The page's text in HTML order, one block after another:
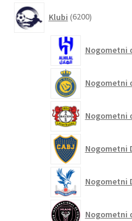
Klubi 6200izdelkov
Nogometni
Nogometni
Nogometni
Nogometni
Nogometni
Nogometni